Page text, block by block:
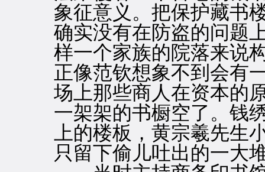
象征意义。把保护藏书
确实没有在防盗的问题
样一个家族的院落来说
正像范钦想象不到会有
场上那些商人在资本的
一架架的书橱空了。钱
上的楼板，黄宗羲先生
只留下偷儿吐出的一大